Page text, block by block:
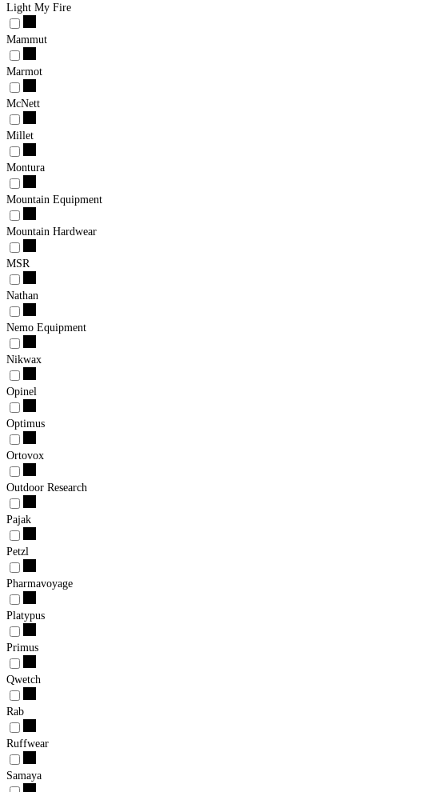
Light My Fire
Mammut
Marmot
McNett
Millet
Montura
Mountain Equipment
Mountain Hardwear
MSR
Nathan
Nemo Equipment
Nikwax
Opinel
Optimus
Ortovox
Outdoor Research
Pajak
Petzl
Pharmavoyage
Platypus
Primus
Qwetch
Rab
Ruffwear
Samaya